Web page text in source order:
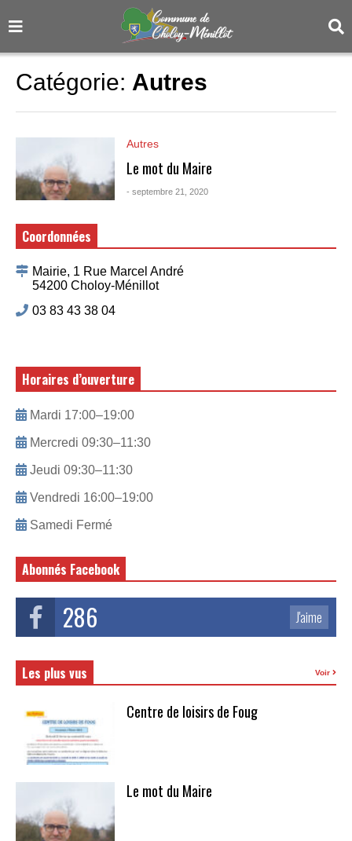
Catégorie: Autres
Autres
Le mot du Maire
- septembre 21, 2020
Coordonnées
Mairie, 1 Rue Marcel André
54200 Choloy-Ménillot
03 83 43 38 04
Horaires d’ouverture
Mardi 17:00–19:00
Mercredi 09:30–11:30
Jeudi 09:30–11:30
Vendredi 16:00–19:00
Samedi Fermé
Abonnés Facebook
286 J'aime
Les plus vus Voir
Centre de loisirs de Foug
Le mot du Maire